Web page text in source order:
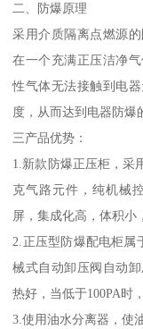
二、防爆原理
采用介质隔离点燃源
在一个充满正压洁净
性气体无法接触到电
度，从而达到电器防爆
三产品优势：
1.新款防爆正压柜，采
克气路元件，纯机械
屏，集成化高，体积小
2.正压型防爆配电柜属
械式自动卸压阀自动
热好，当低于100PA时
3.使用油水分离器，使